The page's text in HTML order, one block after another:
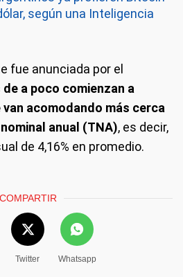
según una Inteligencia
fue anunciada por el
a poco comienzan a
acomodando más cerca
anual (TNA), es decir,
de 4,16% en promedio.
COMPARTIR
Twitter Whatsapp